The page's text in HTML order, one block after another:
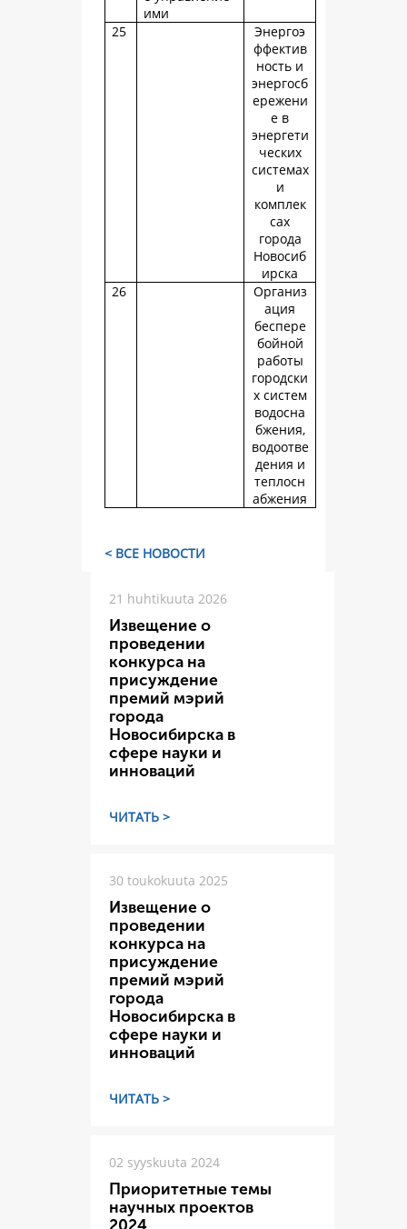
ими
25
Энергоэ
ффектив
ность и
энергосб
ережени
е в
энергети
ческих
системах
и
комплек
сах
города
Новосиб
ирска
26
Организ
ация
беспере
бойной
работы
городски
х систем
водосна
бжения,
водоотве
дения и
теплосн
абжения
< ВСЕ НОВОСТИ
21 huhtikuuta 2026
Извещение о
проведении
конкурса на
присуждение
премий мэрий
города
Новосибирска в
сфере науки и
инноваций
ЧИТАТЬ >
30 toukokuuta 2025
Извещение о
проведении
конкурса на
присуждение
премий мэрий
города
Новосибирска в
сфере науки и
инноваций
ЧИТАТЬ >
02 syyskuuta 2024
Приоритетные темы
научных проектов